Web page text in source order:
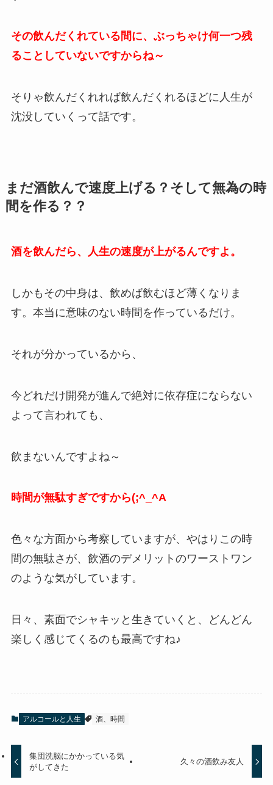
その飲んだくれている間に、ぶっちゃけ何一つ残
ることしていないですからね～
そりゃ飲んだくれれば飲んだくれるほどに人生が
沈没していくって話です。
まだ酒飲んで速度上げる？そして無為の時
間を作る？？
酒を飲んだら、人生の速度が上がるんですよ。
しかもその中身は、飲めば飲むほど薄くなりま
す。本当に意味のない時間を作っているだけ。
それが分かっているから、
今どれだけ開発が進んで絶対に依存症にならない
よって言われても、
飲まないんですよね～
時間が無駄すぎですから(;^_^A
色々な方面から考察していますが、やはりこの時
間の無駄さが、飲酒のデメリットのワーストワン
のような気がしています。
日々、素面でシャキッと生きていくと、どんどん
楽しく感じてくるのも最高ですね♪
アルコールと人生 酒、時間
集団洗脳にかかっている気
がしてきた
久々の酒飲み友人